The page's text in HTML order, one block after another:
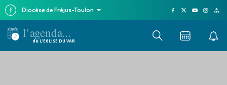
Diocèse de Fréjus-Toulon
l’agenda...
de L’EGLISE DU VAR